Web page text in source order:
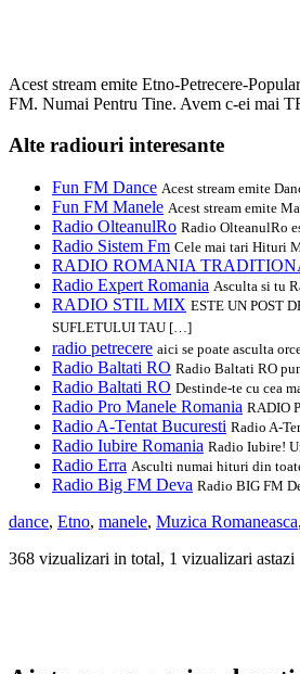
Acest stream emite Etno-Petrecere-
FM. Numai Pentru Tine. Avem c-ei mai
Alte radiouri interesante
Fun FM Dance Acest stream emite
Fun FM Manele Acest stream emite
Radio OlteanulRo Radio OlteanulRo
Radio Sistem Fm Cele mai tari Hituri
RADIO ROMANIA
Radio Expert Romania Asculta si tu
RADIO STIL MIX ESTE UN POST
SUFLETULUI TAU […]
radio petrecere aici se poate asculta
Radio Baltati RO Radio Baltati RO
Radio Baltati RO Destinde-te cu cea
Radio Pro Manele Romania RADIO
Radio A-Tentat Bucuresti Radio A-
Radio Iubire Romania Radio Iubire!
Radio Erra Asculti numai hituri din
Radio Big FM Deva Radio BIG FM
dance, Etno, manele, Muzica Romaneasca,
368 vizualizari in total, 1 vizualizari astazi